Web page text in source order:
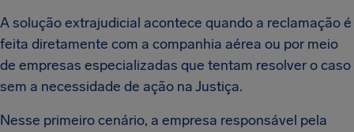
A solução extrajudicial acontece quando a reclamação é
feita diretamente com a companhia aérea ou por meio
de empresas especializadas que tentam resolver o caso
sem a necessidade de ação na Justiça.
Nesse primeiro cenário, a empresa responsável pela